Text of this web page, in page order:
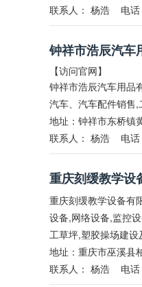
联系人： 杨浩 电话
钟祥市浩辰汽车
【访问官网】
钟祥市浩辰汽车用品
汽车、汽车配件销售
地址：钟祥市东桥镇
联系人： 杨浩 电话
重庆刻缓教学设
重庆刻缓教学设备有
设备,网络设备,监控
工草坪,塑胶操场建设
地址：重庆市巫溪县
联系人： 杨浩 电话